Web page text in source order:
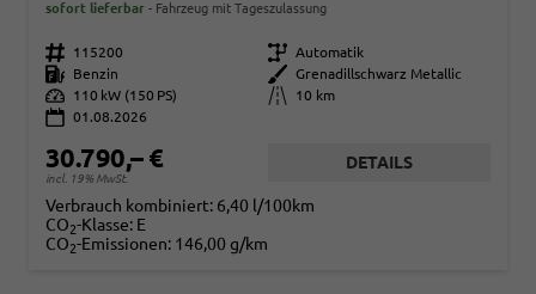
sofort lieferbar Fahrzeug mit Tageszulassung
Fahrzeugnr. 115200 Getriebe Automatik
Kraftstoff
Benzin Außenfarbe
Grenadillschwarz Metallic
Leistung
110 kW (150 PS) Kilometerstand
10 km
01.08.2026
30.790,– €
incl. 19% MwSt.
DETAILS
Verbrauch kombiniert: 6,40 l/100km
CO2-Klasse: E
CO2-Emissionen: 146,00 g/km